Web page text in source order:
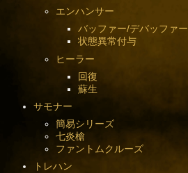
エンハンサー
バッファー/デバッファー
状態異常付与
ヒーラー
回復
蘇生
サモナー
簡易シリーズ
七炎槍
ファントムクルーズ
トレハン